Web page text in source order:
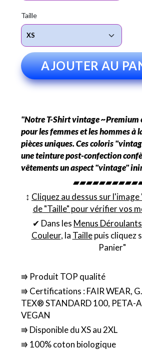
Taille
AJOUTER AU
"Notre T-Shirt vintage ~Premium
pour les femmes et les hommes à
pièces uniques. Ces coloris
une teinture post-confection
vêtements un aspect "vintage"
↕︎ Cliquez au dessus sur l'image
de "Taille" pour vérifier vos
✔ Dans les Menus Déroulants
Couleur, la Taillepuis cliquez
Panier"
⭆ Produit TOP qualité
⭆ Certifications : FAIR WEAR,
TEX® STANDARD 100, PETA-
VEGAN
⭆ Disponible du XS au 2XL
⭆ 100% coton biologique